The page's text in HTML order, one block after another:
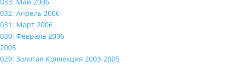
032: Апрель 2006
031: Март 2006
030: Февраль 2006
2005
029: Золотая Коллекция 2003-2005